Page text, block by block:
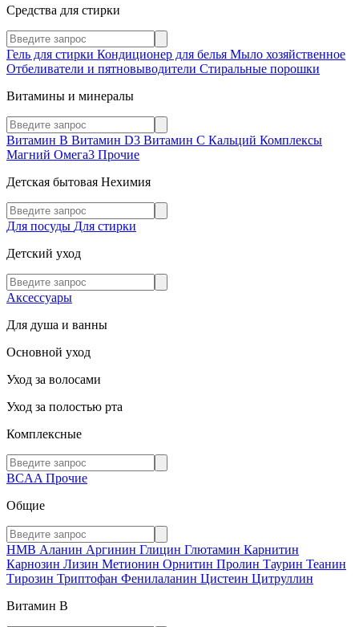
Средства для стирки
Гель для стирки Кондиционер для белья Мыло хозяйственное
Отбеливатели и пятновыводители Стиральные порошки
Витамины и минералы
Витамин В Витамин D3 Витамин С Кальций Комплексы
Магний Омега3 Прочие
Детская бытовая Нехимия
Для посуды Для стирки
Детский уход
Аксессуары
Для душа и ванны
Основной уход
Уход за волосами
Уход за полостью рта
Комплексные
BCAA Прочие
Общие
HMB Аланин Аргинин Глицин Глютамин Карнитин
Карнозин Лизин Метионин Орнитин Пролин Таурин Теанин
Тирозин Триптофан Фенилаланин Цистеин Цитруллин
Витамин В